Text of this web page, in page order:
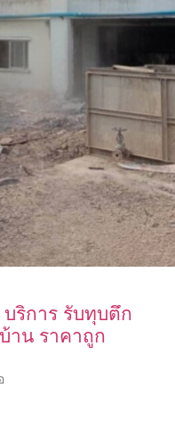
ริการ รับทุบตึก
าน ราคาถูก